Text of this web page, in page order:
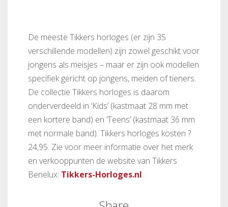
De meeste Tikkers horloges (er zijn 35
verschillende modellen) zijn zowel geschikt voor
jongens als meisjes – maar er zijn ook modellen
specifiek gericht op jongens, meiden of tieners.
De collectie Tikkers horloges is daarom
onderverdeeld in ‘Kids’ (kastmaat 28 mm met
een kortere band) en ‘Teens’ (kastmaat 36 mm
met normale band). Tikkers horloges kosten ?
24,95. Zie voor meer informatie over het merk
en verkooppunten de website van Tikkers
Benelux: Tikkers-Horloges.nl.